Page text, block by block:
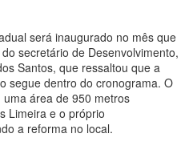
será inaugurado no mês que
secretário de Desenvolvimento,
Santos, que ressaltou que a
segue dentro do cronograma. O
área de 950 metros
Limeira e o próprio
a reforma no local.